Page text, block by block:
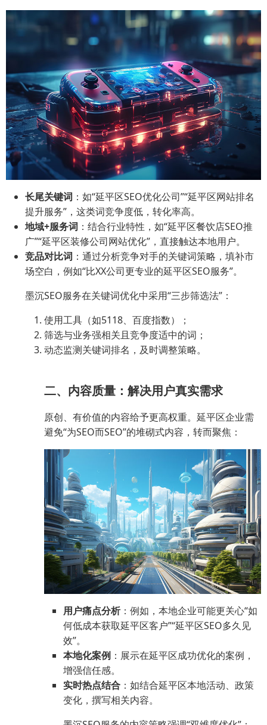
长尾关键词 ：如“延平区SEO优化公司”“延平区网站排名
提升服务”，这类词竞争度低，转化率高。
地域+服务词 ：结合行业特性，如“延平区餐饮店SEO推
广”“延平区装修公司网站优化”，直接触达本地用户。
竞品对比词 ：通过分析竞争对手的关键词策略，填补市
场空白，例如“比XX公司更专业的延平区SEO服务”。
墨沉SEO服务在关键词优化中采用“三步筛选法”：
使用工具（如5118、百度指数）；
筛选与业务强相关且竞争度适中的词；
动态监测关键词排名，及时调整策略。
二、内容质量：解决用户真实需求
原创、有价值的内容给予更高权重。延平区企业需
避免“为SEO而SEO”的堆砌式内容，转而聚焦：
用户痛点分析：例如，本地企业可能更关心“如
何低成本获取延平区客户”“延平区SEO多久见
效”。
本地化案例 ：展示在延平区成功优化的案例，
增强信任感。
实时热点结合 ：如结合延平区本地活动、政策
变化，撰写相关内容。